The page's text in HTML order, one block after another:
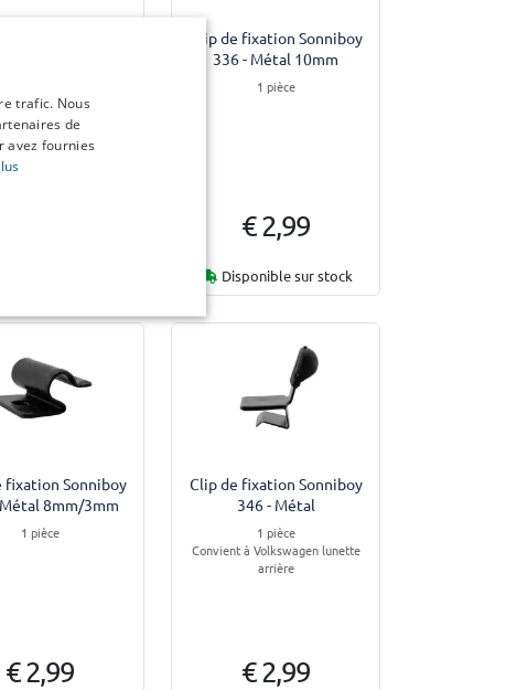
Clip de fixation Sonniboy
336 - Métal 10mm
1 pièce
€ 2,99
Disponible sur stock
fixation Sonniboy
8mm/3mm
1 pièce
€ 2,99
Clip de fixation Sonniboy
346 - Métal
1 pièce
Convient à Volkswagen lunette
arrière
€ 2,99
trafic. Nous
de
avez fournies